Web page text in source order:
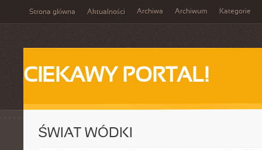
Strona główna Aktualności Archiwa Archiwum Kategorie
CIEKAWY PORTAL!
ŚWIAT WÓDKI